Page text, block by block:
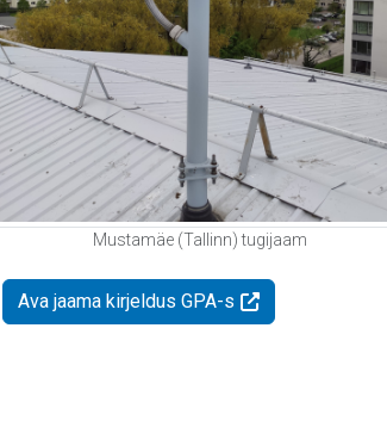
Mustamäe (Tallinn) tugijaam
Ava jaama kirjeldus GPA-s